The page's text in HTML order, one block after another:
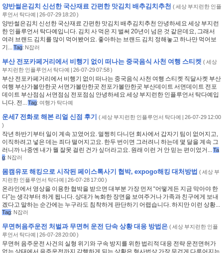
양반썰은김치 신선한 국산재료 간편한 맛김치 배추김치추천 (세상 부지런한 인플
루언서 탁다예 | 26-07-29 18:20 )
양반썰은김치 신선한 국산재료 간편한 맛김치 배추김치추천 안녕하세요 세상 부지런
한 인플루언서 탁다예입니다. 김치 사 먹은 지 벌써 20년이 넘은 것 같은데요, 그래서
여러 브랜드 김치를 많이 먹어봤어요. 좋아하는 브랜드 김치 정해놓고 하나만 먹어보
기...Tag: N잡러
부산 전포카페거리에서 비행기 없이 떠나는 중국음식 사천 여행 스티켓 (세상
부지런한 인플루언서 탁다예 | 26-07-29 07:58 )
부산 전포카페거리에서 비행기 없이 떠나는 중국음식 사천 여행 스티켓 직달사켓 부산
여행 부산가볼만한곳 서면가볼만한곳 전포가볼만한곳 부산데이트 서면데이트 전포
데이트 부산점심 서면점심 전포점심 안녕하세요 세상 부지런한 인플루언서 탁다예입
니다. 전...Tag: 여행가 탁다예
운세7 전화로 해본 리얼 신점 후기 (세상 부지런한 인플루언서 탁다예 | 26-07-29 12:00
)
작년 하반기부터 일이 계속 꼬였어요. 멀쩡히 다니던 회사에서 갑자기 팀이 없어지고,
이직하려고 넣은 데는 죄다 떨어지고요. 한두 번이면 그러려니 하는데 몇 달을 계속 그
러니까 나중엔 내가 뭘 잘못 걸린 건가 싶더라고요. 원래 이런 거 안 믿는 편이었거...Ta
g: N잡러
몸캠유포 해킹으로 시작된 페이스톡사기 협박, expogo해킹 대처방법 (세상 부
지런한 인플루언서 탁다예 | 26-07-28 17:00 )
온라인에서 영상을 이용한 협박을 받으면 대부분 가장 먼저 “어떻게든 지금 막아야 한
다”는 생각부터 하게 됩니다. 상대가 녹화한 장면을 보여주거나 가족과 친구에게 보내
겠다고 말하는 순간에는 누구라도 침착하게 판단하기 어렵습니다. 하지만 이런 상황...
Tag: N잡러
무면허음주운전 처벌과 무면허 운전 단속 상황 대응 방법은 (세상 부지런한 인플
루언서 탁다예 | 26-07-28 20:00 )
무면허 음주운전 사건의 실형 위기와 구속 방지를 위한 법리적 대응 전략 운전면허가
없는 상태에서 음주운전까지 감행하게 되는 상황은 형사법상 가장 무겁게 다루어지는